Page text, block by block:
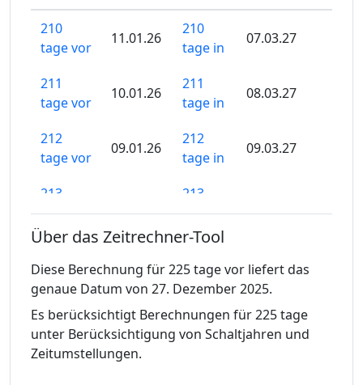
210
tage vor
11.01.26
210
tage in
07.03.27
211
tage vor
10.01.26
211
tage in
08.03.27
212
tage vor
09.01.26
212
tage in
09.03.27
213
tage vor
213
tage in
214
tage vor
214
tage in
tage vor
06.01.26
tage in
12.03.27
216
Über das Zeitrechner-Tool
Diese Berechnung für 225 tage vor liefert das
genaue Datum von 27. Dezember 2025.
Es berücksichtigt Berechnungen für 225 tage
unter Berücksichtigung von Schaltjahren und
Zeitumstellungen.